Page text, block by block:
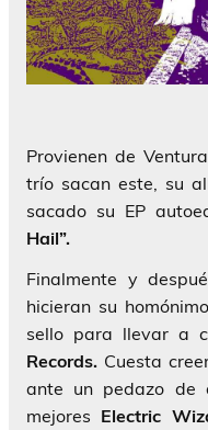
Provienen de
trío sacan este, su
sacado su EP
Hail”.
Finalmente y
hicieran su
sello para llevar a
Records. Cuesta
ante un pedazo de
mejores Electric